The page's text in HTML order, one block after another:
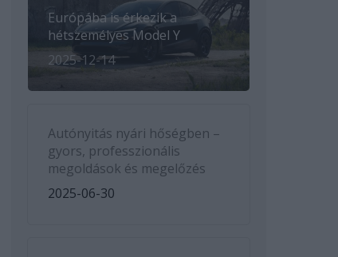
Európába is érkezik a
hétszemélyes Model Y
2025-12-14
Autónyitás nyári hőségben –
gyors, professzionális
megoldások és megelőzés
2025-06-30